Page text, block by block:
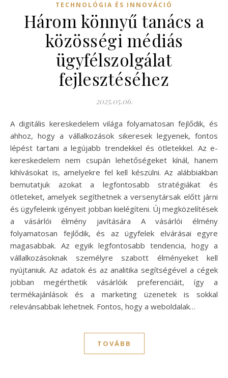
TECHNOLÓGIA ÉS INNOVÁCIÓ
Három könnyű tanács a
közösségi médiás
ügyfélszolgálat
fejlesztéséhez
2025.05.06.
A digitális kereskedelem világa folyamatosan fejlődik, és
ahhoz, hogy a vállalkozások sikeresek legyenek, fontos
lépést tartani a legújabb trendekkel és ötletekkel. Az e-
kereskedelem nem csupán lehetőségeket kínál, hanem
kihívásokat is, amelyekre fel kell készülni. Az alábbiakban
bemutatjuk azokat a legfontosabb stratégiákat és
ötleteket, amelyek segíthetnek a versenytársak előtt járni
és ügyfeleink igényeit jobban kielégíteni. Új megközelítések
a vásárlói élmény javítására A vásárlói élmény
folyamatosan fejlődik, és az ügyfelek elvárásai egyre
magasabbak. Az egyik legfontosabb tendencia, hogy a
vállalkozásoknak személyre szabott élményeket kell
nyújtaniuk. Az adatok és az analitika segítségével a cégek
jobban megérthetik vásárlóik preferenciáit, így a
termékajánlások és a marketing üzenetek is sokkal
relevánsabbak lehetnek. Fontos, hogy a weboldalak…
TOVÁBB